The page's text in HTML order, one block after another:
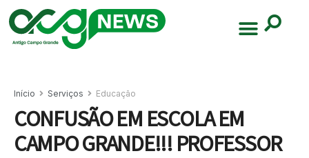
Início Serviços Educação
CONFUSÃO EM ESCOLA EM
CAMPO GRANDE!!! PROFESSOR